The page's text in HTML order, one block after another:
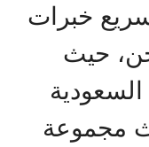
خبرات
حيث
مجموعة